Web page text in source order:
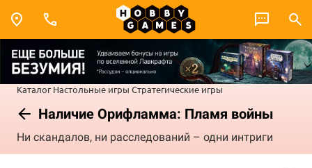
Каталог Настольные игры Стратегические игры
Наличие Орифламма: Пламя войны
Ни скандалов, ни расследований – одни интриги